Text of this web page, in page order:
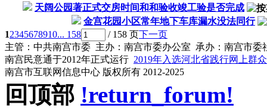
天阔公园著正式交房时间和和验收竣工验是否完成
金宫花园小区常年地下车库漏水没法同行
12345678910... 158 / 158 页下一页
主管：中共南宫市委 主办：南宫市委办公室 承办：南宫市委
南宫民意通于2012年正式运行 2019年入选河北省践行网上群
南宫市互联网信息中心 版权所有 2012-2025
回顶部 !return_forum!